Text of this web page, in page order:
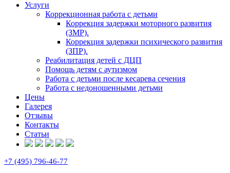
Услуги
Коррекционная работа с детьми
Коррекция задержки моторного развития
(ЗМР).
Коррекция задержки психического развития
(ЗПР).
Реабилитация детей с ДЦП
Помощь детям с аутизмом
Работа с детьми после кесарева сечения
Работа с недоношенными детьми
Цены
Галерея
Отзывы
Контакты
Статьи
+7 (495) 796-46-77